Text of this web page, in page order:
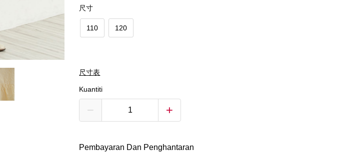
尺寸
110 120
尺寸表
Kuantiti
Pembayaran Dan Penghantaran